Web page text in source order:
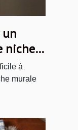
un
niche
à
murale